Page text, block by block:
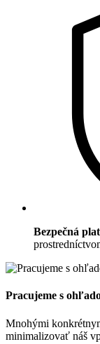
Bezpečná
Pracujeme s
Mnohými
minimalizovať náš